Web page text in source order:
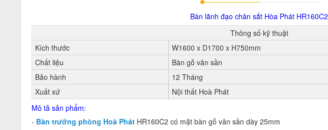
Bàn lãnh đạo chân sắt Hòa Phát HR160C2
Thông số kỹ thuật
Kích thước
W1600 x D1700 x H750mm
Chất liệu
Bàn gỗ vân sần
Bảo hành
12 Tháng
Xuất xứ
Nội thất Hoà Phát
Mô tả sản phẩm:
- Bàn trưởng phòng Hoà Phát HR160C2 có mặt bàn gỗ vân sần dày 25mm